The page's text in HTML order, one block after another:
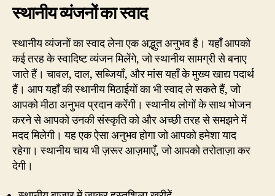
स्थानीय व्यंजनों का स्वाद
स्थानीय व्यंजनों का स्वाद लेना एक अद्भुत अनुभव है। यहाँ आपको
कई तरह के स्वादिष्ट व्यंजन मिलेंगे, जो स्थानीय सामग्री से बनाए
जाते हैं। चावल, दाल, सब्जियाँ, और मांस यहाँ के मुख्य खाद्य पदार्थ
हैं। आप यहाँ की स्थानीय मिठाईयों का भी स्वाद ले सकते हैं, जो
आपको मीठा अनुभव प्रदान करेंगी। स्थानीय लोगों के साथ भोजन
करने से आपको उनकी संस्कृति को और अच्छी तरह से समझने में
मदद मिलेगी। यह एक ऐसा अनुभव होगा जो आपको हमेशा याद
रहेगा। स्थानीय चाय भी ज़रूर आज़माएँ, जो आपको तरोताज़ा कर
देगी।